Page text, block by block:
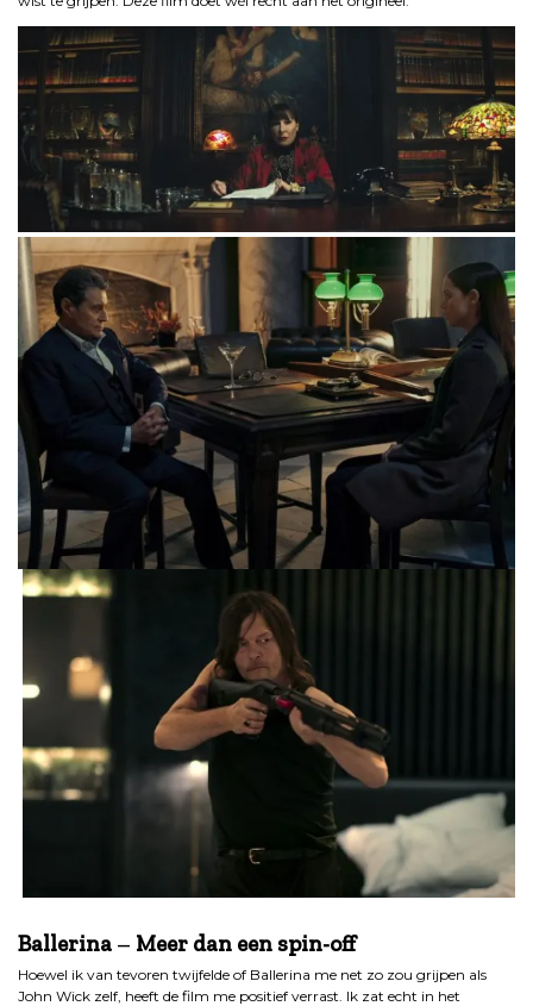
Ballerina – Meer dan een spin-off
Hoewel ik van tevoren twijfelde of Ballerina me net zo zou grijpen als
John Wick zelf, heeft de film me positief verrast. Ik zat echt in het